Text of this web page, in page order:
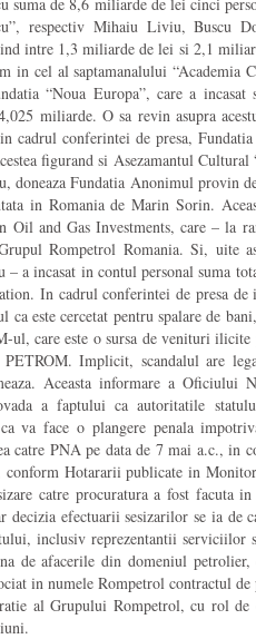
respectiv Mihaiu Liviu, Buscu
intre 1,3 miliarde de lei si 2,1
cel al saptamanalului “Academia
“Noua Europa”, care a incasat
miliarde. O sa revin asupra
cadrul conferintei de presa,
figurand si Asezamantul Cultural
doneaza Fundatia Anonimul provin
in Romania de Marin Sorin.
Oil and Gas Investments, care – la
Rompetrol Romania. Si, uite
a incasat in contul personal suma
In cadrul conferintei de presa
este cercetat pentru spalare de
ul, care este o sursa de venituri
Implicit, scandalul are
Aceasta informare a Oficiului
a faptului ca autoritatile
va face o plangere penala
catre PNA pe data de 7 mai a.c., in
conform Hotararii publicate in
catre procuratura a fost facuta
efectuarii sesizarilor se ia de
inclusiv reprezentantii serviciilor
de afacerile din domeniul petrolier,
in numele Rompetrol contractul
al Grupului Rompetrol, cu rol de